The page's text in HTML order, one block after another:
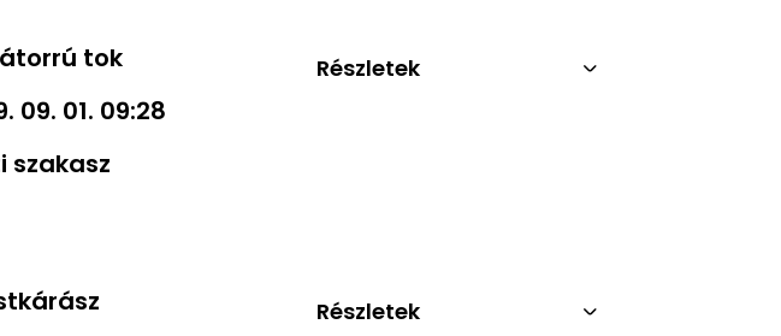
tok
09. 01. 09:28
szakasz
Részletek
Részletek